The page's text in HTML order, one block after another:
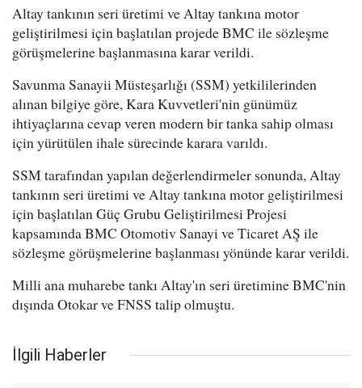
Altay tankının seri üretimi ve Altay tankına motor
geliştirilmesi için başlatılan projede BMC ile sözleşme
görüşmelerine başlanmasına karar verildi.
Savunma Sanayii Müsteşarlığı (SSM) yetkililerinden
alınan bilgiye göre, Kara Kuvvetleri'nin günümüz
ihtiyaçlarına cevap veren modern bir tanka sahip olması
için yürütülen ihale sürecinde karara varıldı.
SSM tarafından yapılan değerlendirmeler sonunda, Altay
tankının seri üretimi ve Altay tankına motor geliştirilmesi
için başlatılan Güç Grubu Geliştirilmesi Projesi
kapsamında BMC Otomotiv Sanayi ve Ticaret AŞ ile
sözleşme görüşmelerine başlanması yönünde karar verildi.
Milli ana muharebe tankı Altay'ın seri üretimine BMC'nin
dışında Otokar ve FNSS talip olmuştu.
İlgili Haberler